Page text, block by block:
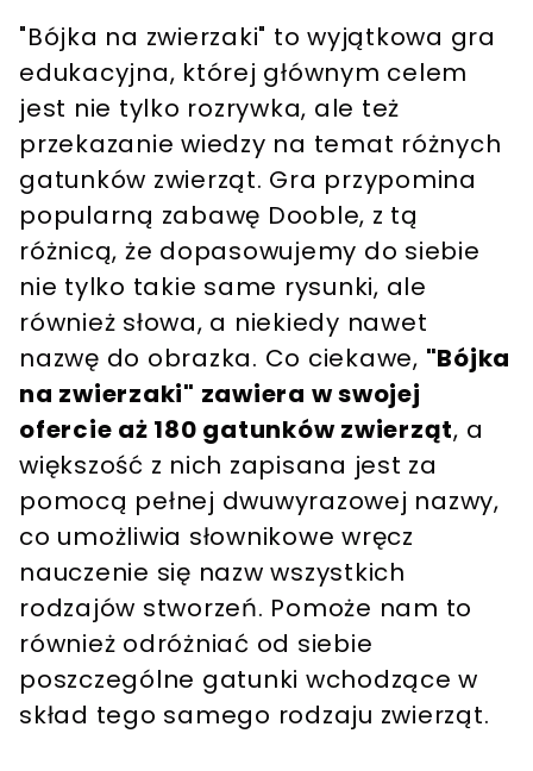
"Bójka na zwierzaki" to wyjątkowa gra
edukacyjna, której głównym celem
jest nie tylko rozrywka, ale też
przekazanie wiedzy na temat różnych
gatunków zwierząt. Gra przypomina
popularną zabawę Dooble, z tą
różnicą, że dopasowujemy do siebie
nie tylko takie same rysunki, ale
również słowa, a niekiedy nawet
nazwę do obrazka. Co ciekawe, "Bójka
na zwierzaki" zawiera w swojej
ofercie aż 180 gatunków zwierząt, a
większość z nich zapisana jest za
pomocą pełnej dwuwyrazowej nazwy,
co umożliwia słownikowe wręcz
nauczenie się nazw wszystkich
rodzajów stworzeń. Pomoże nam to
również odróżniać od siebie
poszczególne gatunki wchodzące w
skład tego samego rodzaju zwierząt.